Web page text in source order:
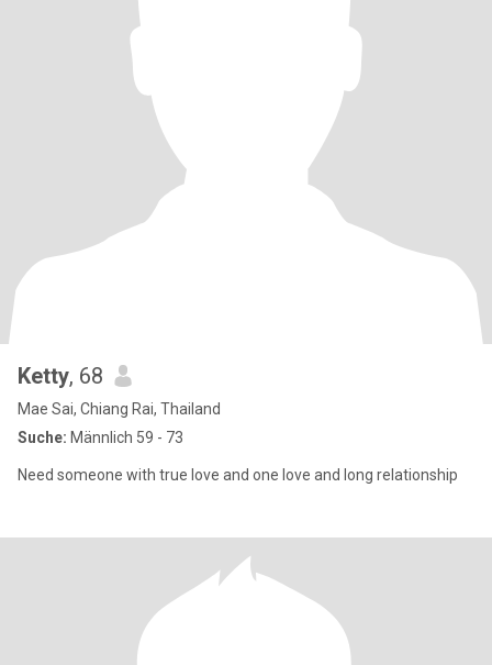
Ketty, 68
Mae Sai, Chiang Rai, Thailand
Suche: Männlich 59 - 73
Need someone with true love and one love and long relationship